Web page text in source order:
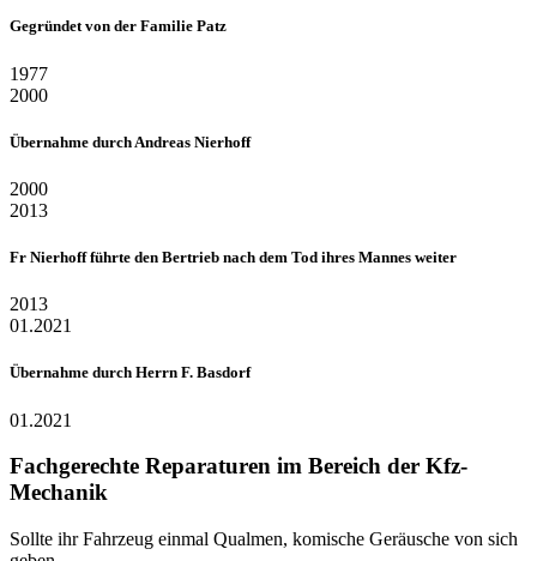
Gegründet von der Familie Patz
1977
2000
Übernahme durch Andreas Nierhoff
2000
2013
Fr Nierhoff führte den Bertrieb nach dem Tod ihres Mannes weiter
2013
01.2021
Übernahme durch Herrn F. Basdorf
01.2021
Fachgerechte Reparaturen im Bereich der Kfz-
Mechanik
Sollte ihr Fahrzeug einmal Qualmen, komische Geräusche von sich